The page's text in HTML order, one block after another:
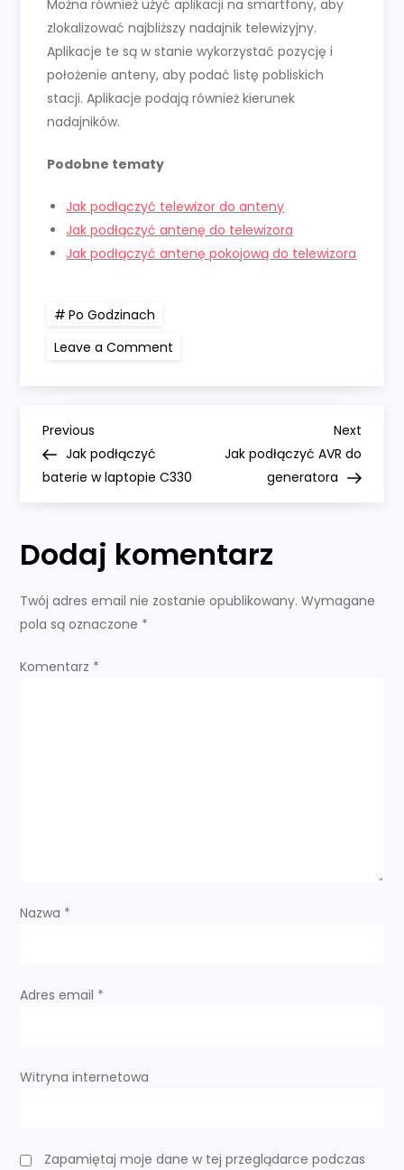
Można również użyć aplikacji na smartfony, aby
zlokalizować najbliższy nadajnik telewizyjny.
Aplikacje te są w stanie wykorzystać pozycję i
położenie anteny, aby podać listę pobliskich
stacji. Aplikacje podają również kierunek
nadajników.
Podobne tematy
Jak podłączyć telewizor do anteny
Jak podłączyć antenę do telewizora
Jak podłączyć antenę pokojową do telewizora
Po Godzinach
Leave a Comment
antenę
N
a
i
g
i
u
Previous
Post
Previous
Jak podłączyć
baterie w laptopie C330
Next
Post
Next
Jak podłączyć AVR do
generatora
Dodaj komentarz
Twój adres email nie zostanie opublikowany. Wymagane
pola są oznaczone *
Komentarz *
Nazwa *
Adres email *
Witryna internetowa
Zapamiętaj moje dane w tej przeglądarce podczas